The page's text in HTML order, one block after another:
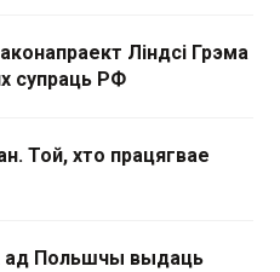
Ліндсі Грэма
супраць РФ
Той, хто працягвае
ад Польшчы выдаць